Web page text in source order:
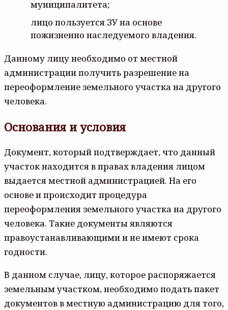
муниципалитета;
лицо пользуется ЗУ на основе
пожизненно наследуемого владения.
Данному лицу необходимо от местной
администрации получить разрешение на
переоформление земельного участка на другого
человека.
Основания и условия
Документ, который подтверждает, что данный
участок находится в правах владения лицом
выдается местной администрацией. На его
основе и происходит процедура
переоформления земельного участка на другого
человека. Такие документы являются
правоустанавливающими и не имеют срока
годности.
В данном случае, лицу, которое распоряжается
земельным участком, необходимо подать пакет
документов в местную администрацию для того,